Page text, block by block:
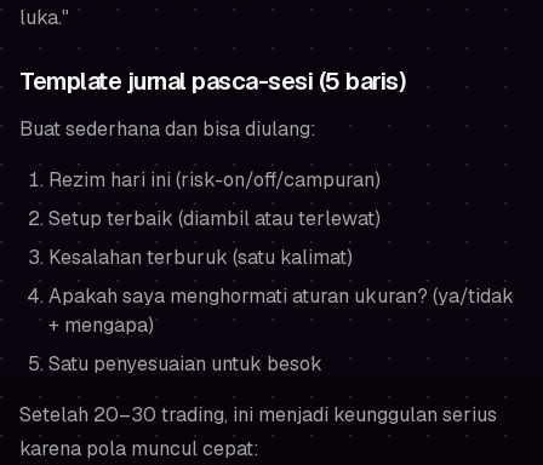
luka."
Template jurnal pasca-sesi (5 baris)
Buat sederhana dan bisa diulang:
Rezim hari ini (risk-on/off/campuran)
Setup terbaik (diambil atau terlewat)
Kesalahan terburuk (satu kalimat)
Apakah saya menghormati aturan ukuran? (ya/tidak
+ mengapa)
Satu penyesuaian untuk besok
Setelah 20–30 trading, ini menjadi keunggulan serius
karena pola muncul cepat: